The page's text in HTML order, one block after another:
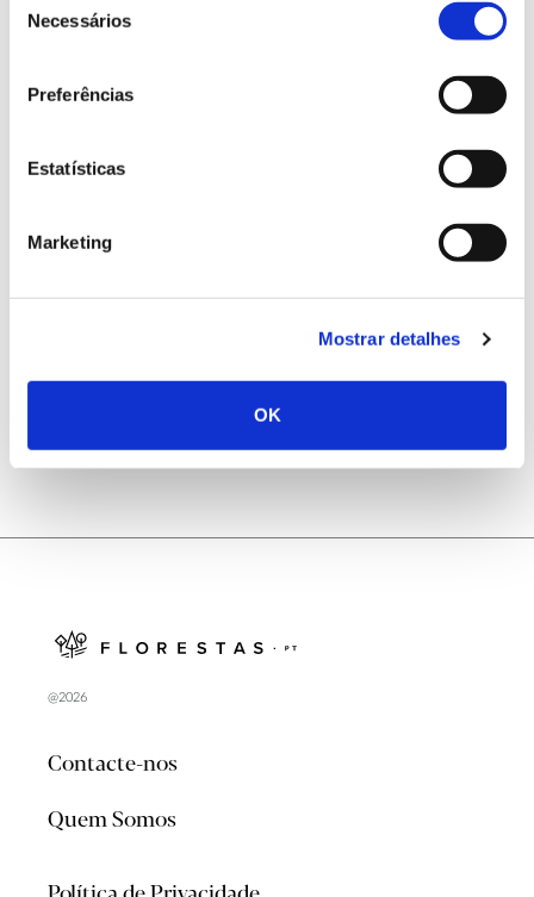
Necessários
Preferências
Estatísticas
Marketing
Mostrar detalhes
OK
Registar galhas de Trichi em acácia-das-espigas:
@2026
Contacte-nos
Quem Somos